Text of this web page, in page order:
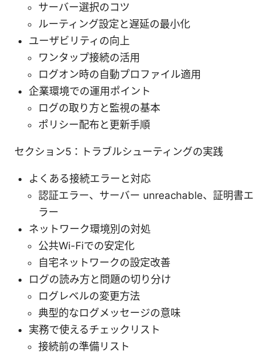
サーバー選択のコツ
ルーティング設定と遅延の最小化
ユーザビリティの向上
ワンタップ接続の活用
ログオン時の自動プロファイル適用
企業環境での運用ポイント
ログの取り方と監視の基本
ポリシー配布と更新手順
セクション5：トラブルシューティングの実践
よくある接続エラーと対応
認証エラー、サーバー unreachable、証明書エ
ラー
ネットワーク環境別の対処
公共Wi-Fiでの安定化
自宅ネットワークの設定改善
ログの読み方と問題の切り分け
ログレベルの変更方法
典型的なログメッセージの意味
実務で使えるチェックリスト
接続前の準備リスト